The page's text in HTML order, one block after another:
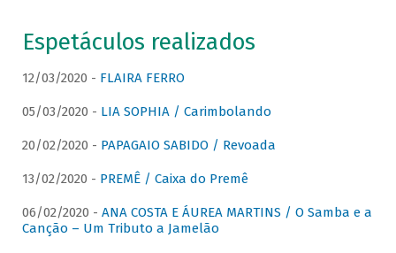
Espetáculos realizados
12/03/2020 - FLAIRA FERRO
05/03/2020 - LIA SOPHIA / Carimbolando
20/02/2020 - PAPAGAIO SABIDO / Revoada
13/02/2020 - PREMÊ / Caixa do Premê
06/02/2020 - ANA COSTA E ÁUREA MARTINS / O Samba e a
Canção – Um Tributo a Jamelão